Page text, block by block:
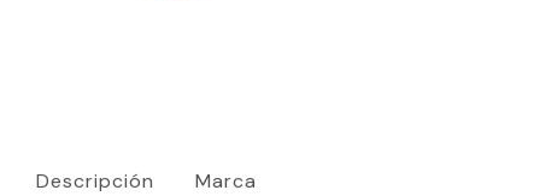
Descripción Marca